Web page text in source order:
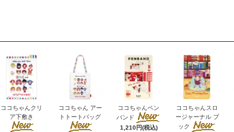
ココちゃんクリ
ア下敷き
ココちゃん アー
トトートバッグ
ココちゃんペン
バンド
1,210円(税込)
ココちゃんスロ
ージャーナル ブ
ック